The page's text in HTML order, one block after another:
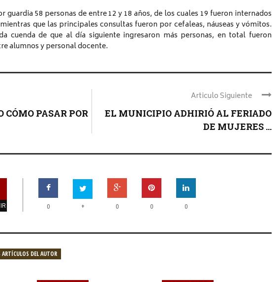
guardia 58 personas de entre 12 y 18 años, de los cuales 19 fueron internados
que las principales consultas fueron por cefaleas, náuseas y vómitos.
cuenda de que al día siguiente ingresaron más personas, en total fueron
alumnos y personal docente.
CÓMO PASAR POR
Articulo Siguiente
EL MUNICIPIO ADHIRIÓ AL FERIADO
DE MUJERES ...
0 + 0 0 0
ARTÍCULOS DEL AUTOR